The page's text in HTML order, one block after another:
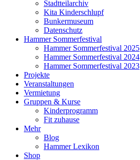
Stadtteilarchiv
Kita Kinderschlupf
Bunkermuseum
Datenschutz
Hammer Sommerfestival
Hammer Sommerfestival 2025
Hammer Sommerfestival 2024
Hammer Sommerfestival 2023
Projekte
Veranstaltungen
Vermietung
Gruppen & Kurse
Kinderprogramm
Fit zuhause
Mehr
Blog
Hammer Lexikon
Shop